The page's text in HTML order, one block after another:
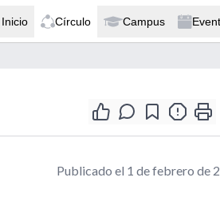
Inicio Círculo Campus
Publicado el 1 de febrero de